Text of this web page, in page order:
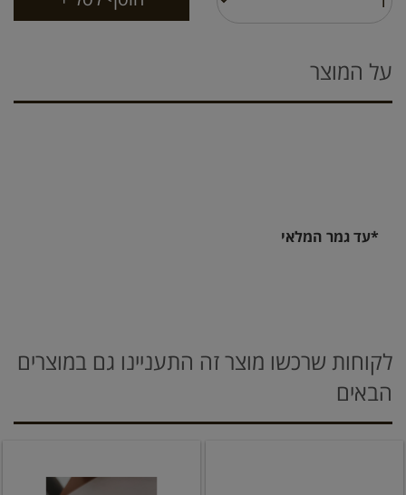
על המוצר
*עד גמר המלאי
לקוחות שרכשו מוצר זה התעניינו גם במוצרים
הבאים